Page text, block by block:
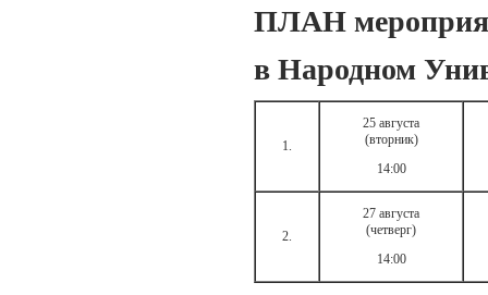
ПЛАН
в Народном
1.
25 августа
(вторник)
14:00
2.
27 августа
(четверг)
14:00